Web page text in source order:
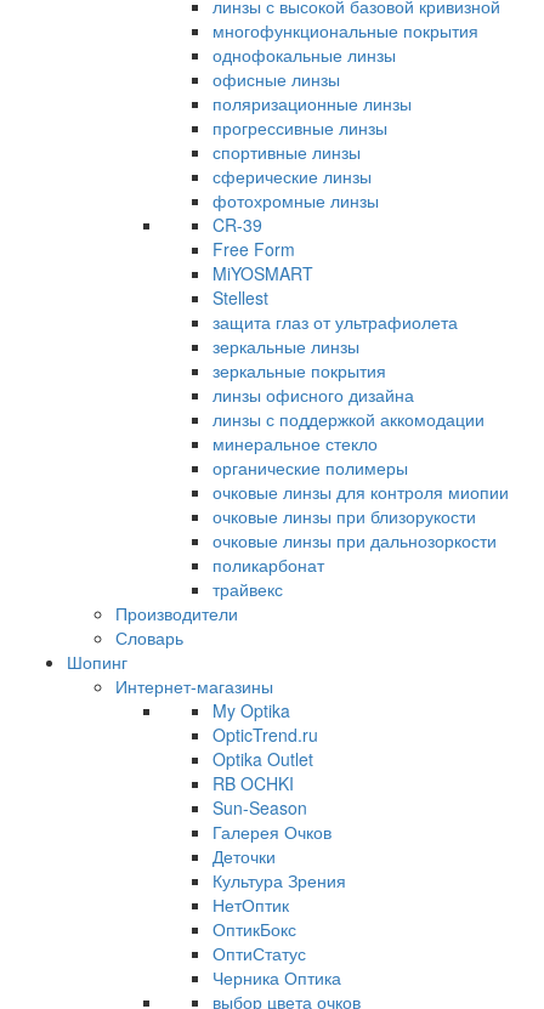
линзы с высокой базовой кривизной
многофункциональные покрытия
однофокальные линзы
офисные линзы
поляризационные линзы
прогрессивные линзы
спортивные линзы
сферические линзы
фотохромные линзы
CR-39
Free Form
MiYOSMART
Stellest
защита глаз от ультрафиолета
зеркальные линзы
зеркальные покрытия
линзы офисного дизайна
линзы с поддержкой аккомодации
минеральное стекло
органические полимеры
очковые линзы для контроля миопии
очковые линзы при близорукости
очковые линзы при дальнозоркости
поликарбонат
трайвекс
Производители
Словарь
Шопинг
Интернет-магазины
My Optika
OpticTrend.ru
Optika Outlet
RB OCHKI
Sun-Season
Галерея Очков
Деточки
Культура Зрения
НетОптик
ОптикБокс
ОптиСтатус
Черника Оптика
выбор цвета очков